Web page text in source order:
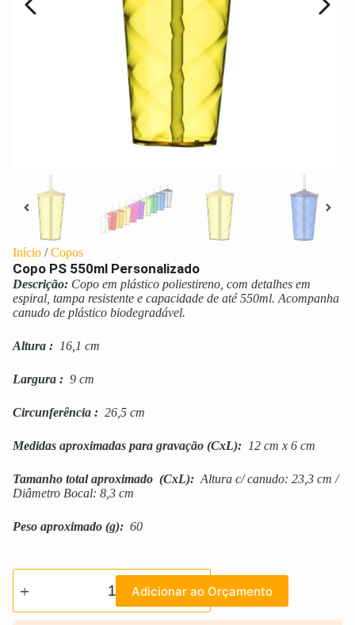
Início /Copos
Copo PS 550ml Personalizado
Descrição: Copo em plástico poliestireno, com detalhes em
espiral, tampa resistente e capacidade de até 550ml. Acompanha
canudo de plástico biodegradável.
Altura : 16,1 cm
Largura : 9 cm
Circunferência : 26,5 cm
Medidas aproximadas para gravação (CxL): 12 cm x 6 cm
Tamanho total aproximado (CxL): Altura c/ canudo: 23,3 cm /
Diâmetro Bocal: 8,3 cm
Peso aproximado (g): 60
Adicionar ao Orçamento